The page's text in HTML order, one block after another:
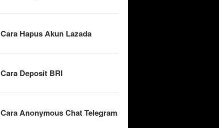
Cara Hapus Akun Lazada
Cara Deposit BRI
Cara Anonymous Chat Telegram